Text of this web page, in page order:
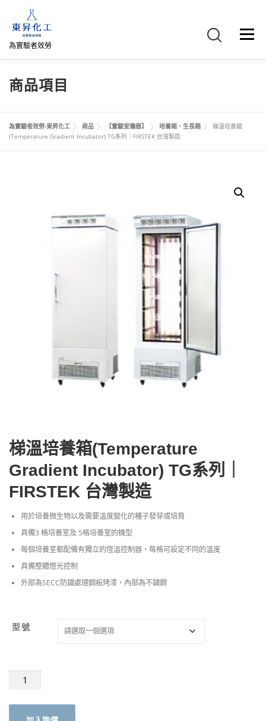
為實驗者效勞
選單
首頁 關於我們
網路商店 直購專區 詢價車、購物車/會員
商品項目
為實驗者效勞-東昇化工 商品 【實驗室儀器】 培養箱、生長箱
梯溫培養箱
(Temperature Gradient Incubator) TG系列｜FIRSTEK 台灣製造
梯溫培養箱(Temperature
Gradient Incubator) TG系列｜
FIRSTEK 台灣製造
用於培養微生物以及需要溫度變化的種子發芽或培育
具備3 格培養室及 5格培養室的機型
每個培養室都配備有獨立的恆溫控制器，每格可設定不同的溫度
具備整體燈光控制
外部為SECC防鏽處理鋼板烤漆，內部為不鏽鋼
型號